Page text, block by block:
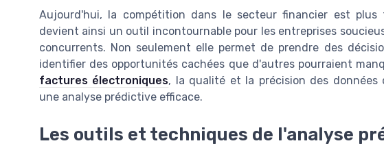
Aujourd'hui, la compétition dans le secteur financier est plus
devient ainsi un outil incontournable pour les entreprises
concurrents. Non seulement elle permet de prendre des
identifier des opportunités cachées que d'autres pourraient
factures électroniques, la qualité et la précision des
une analyse prédictive efficace.
Les outils et techniques de l'analyse